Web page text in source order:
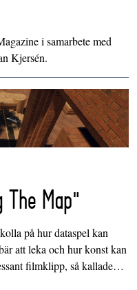
i samarbete med
Kjersén.
The Map"
på hur dataspel kan
att leka och hur konst kan
filmklipp, så kallade…